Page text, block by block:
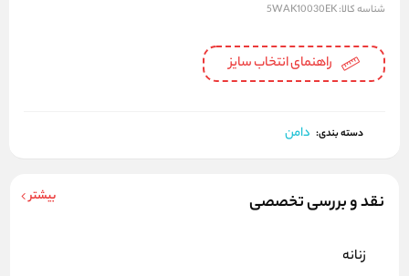
شناسه کالا:5WAK10030EK
راهنمای انتخاب سایز
دسته بندی: دامن
نقد و بررسی تخصصی بیشتر
زنانه